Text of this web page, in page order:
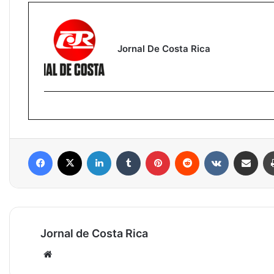
Jornal De Costa Rica
Facebook Linkedin Tumblr Pinterest Reddit Compartilhar via e-mail
Jornal de Costa Rica